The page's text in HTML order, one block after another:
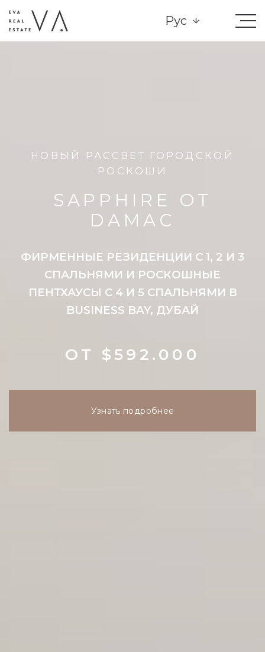
Рус
НОВЫЙ РАССВЕТ ГОРОДСКОЙ
РОСКОШИ
SAPPHIRE ОТ
DAMAC
ФИРМЕННЫЕ РЕЗИДЕНЦИИ С 1, 2 И 3
СПАЛЬНЯМИ И РОСКОШНЫЕ
ПЕНТХАУСЫ С 4 И 5 СПАЛЬНЯМИ В
BUSINESS BAY, ДУБАЙ
ОТ $592.000
Узнать подробнее